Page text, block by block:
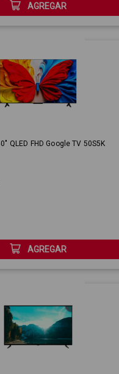
AGREGAR
QLED FHD Google TV 50S5K
AGREGAR